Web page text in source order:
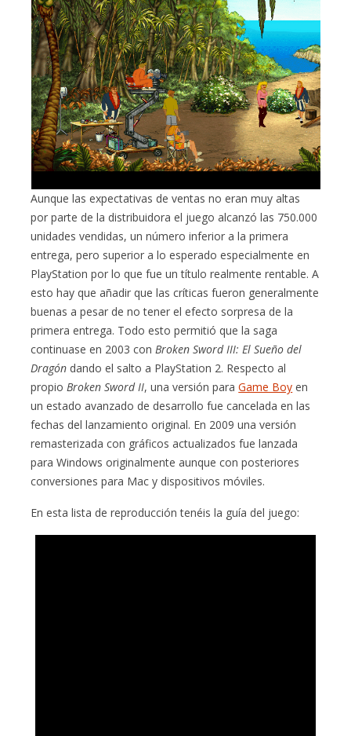
Aunque las expectativas de ventas no eran muy altas
por parte de la distribuidora el juego alcanzó las 750.000
unidades vendidas, un número inferior a la primera
entrega, pero superior a lo esperado especialmente en
PlayStation por lo que fue un título realmente rentable. A
esto hay que añadir que las críticas fueron generalmente
buenas a pesar de no tener el efecto sorpresa de la
primera entrega. Todo esto permitió que la saga
continuase en 2003 con Broken Sword III: El Sueño del
Dragón dando el salto a PlayStation 2. Respecto al
propio Broken Sword II, una versión paraGame Boy en
un estado avanzado de desarrollo fue cancelada en las
fechas del lanzamiento original. En 2009 una versión
remasterizada con gráficos actualizados fue lanzada
para Windows originalmente aunque con posteriores
conversiones para Mac y dispositivos móviles.
En esta lista de reproducción tenéis la guía del juego: